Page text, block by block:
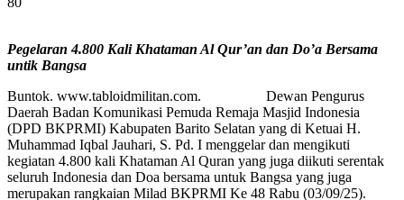
Pegelaran 4.800 Kali Khataman Al Qur’an dan Do’a Bersama
untik Bangsa
Buntok. www.tabloidmilitan.com. Dewan Pengurus
Daerah Badan Komunikasi Pemuda Remaja Masjid Indonesia
(DPD BKPRMI) Kabupaten Barito Selatan yang di Ketuai H.
Muhammad Iqbal Jauhari, S. Pd. I menggelar dan mengikuti
kegiatan 4.800 kali Khataman Al Quran yang juga diikuti serentak
seluruh Indonesia dan Doa bersama untuk Bangsa yang juga
merupakan rangkaian Milad BKPRMI Ke 48 Rabu (03/09/25).